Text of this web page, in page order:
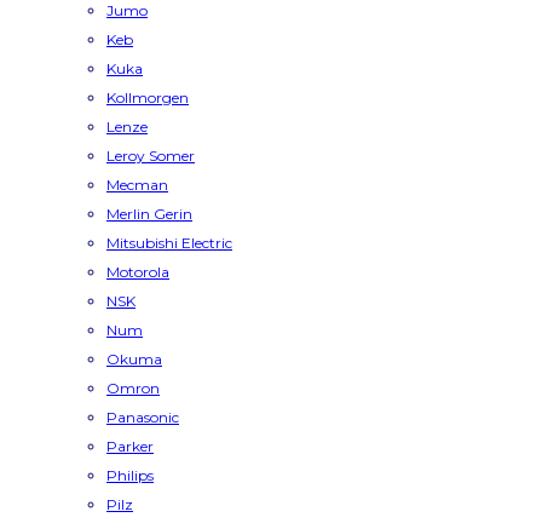
Jumo
Keb
Kuka
Kollmorgen
Lenze
Leroy Somer
Mecman
Merlin Gerin
Mitsubishi Electric
Motorola
NSK
Num
Okuma
Omron
Panasonic
Parker
Philips
Pilz